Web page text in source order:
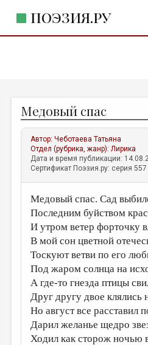
ПОЭЗИЯ.РУ
ЖАНРЫ
АВТОРЫ
КОММЕНТАРИИ
ЛИТСАЛОН
НОВОСТИ
ПРАВИЛА САЙТА
ОТДЕЛЫ И РУБРИКИ
ИЗБРАННОЕ
ДАЙДЖЕСТ
ПРОИЗВЕДЕНИЯ
ПЕРЕВОДЫ
Медовый спас
Автор:Чеботаева Татьяна
Отдел (рубрика, жанр):Лирика
Дата и время публикации:
Сертификат Поэзия.ру: серия
Медовый спас. Сад
Последним буйством
И утром ветер форточку
В мой сон цветной
Тоскуют ветви по его
Под жаром солнца на
А где-то гнезда птицы
Друг другу двое клялись
Но август все расставил
Дарил желанье щедро
Ходил как сторож ночью